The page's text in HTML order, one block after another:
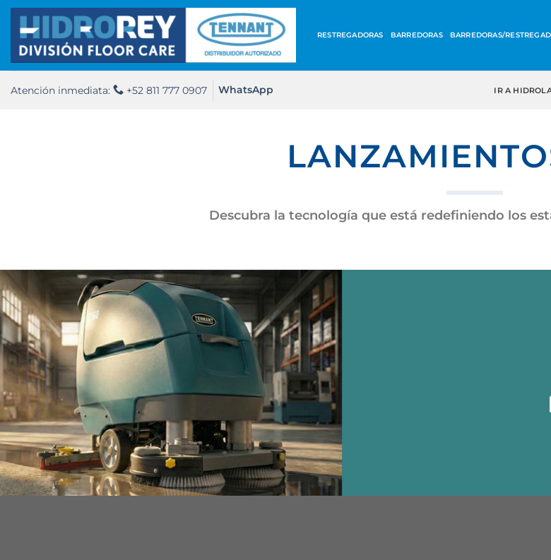
Saltar
contenido
RESTREGADORAS BARREDORAS BARREDORAS/
Atención inmediata: +52 811 777 0907 WhatsApp IR A
Descubra la tecnología que está redefiniendo los